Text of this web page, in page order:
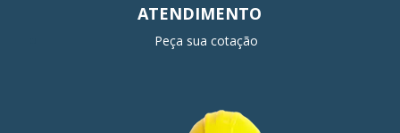
ATENDIMENTO
Peça sua cotação